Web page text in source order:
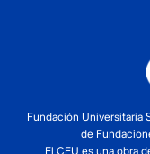
Fundación Universitaria
de
El CEU es una obra